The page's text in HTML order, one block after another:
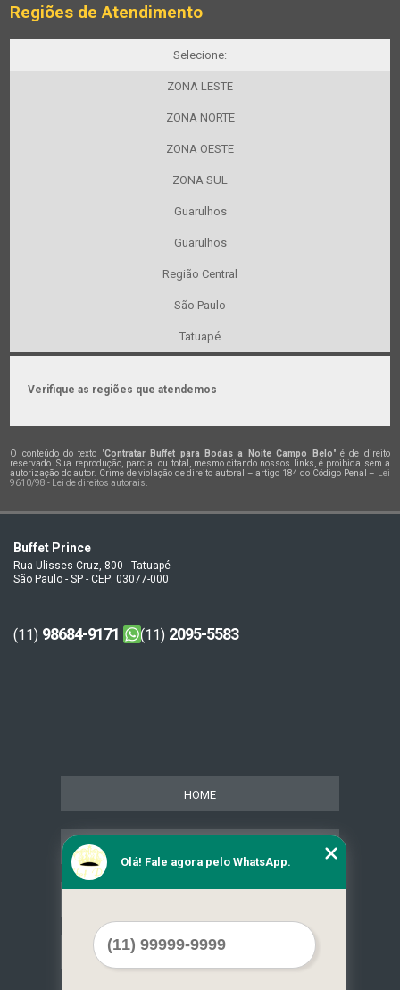
Regiões de Atendimento
Selecione:
ZONA LESTE
ZONA NORTE
ZONA OESTE
ZONA SUL
Guarulhos
Guarulhos
Região Central
São Paulo
Tatuapé
Verifique as regiões que atendemos
O conteúdo do texto "Contratar Buffet para Bodas a Noite Campo Belo" é de direito
reservado. Sua reprodução, parcial ou total, mesmo citando nossos links, é proibida sem a
autorização do autor. Crime de violação de direito autoral – artigo 184 do Código Penal –
Lei
9610/98 - Lei de direitos autorais
Buffet Prince
Rua Ulisses Cruz, 800 - Tatuapé
São Paulo - SP - CEP: 03077-000
(11) 98684-9171 (11) 2095-5583
HOME
MAPA DO SITE
Olá! Fale agora pelo WhatsApp.